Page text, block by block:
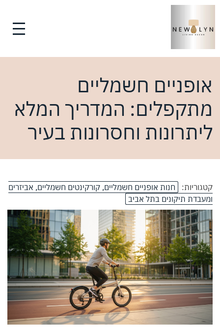
אופניים חשמליים
מתקפלים: המדריך המלא
ליתרונות וחסרונות בעיר
קטגוריות:
חנות אופניים חשמליים, קורקינטים חשמליים, אביזרים
ומעבדת תיקונים בתל אביב